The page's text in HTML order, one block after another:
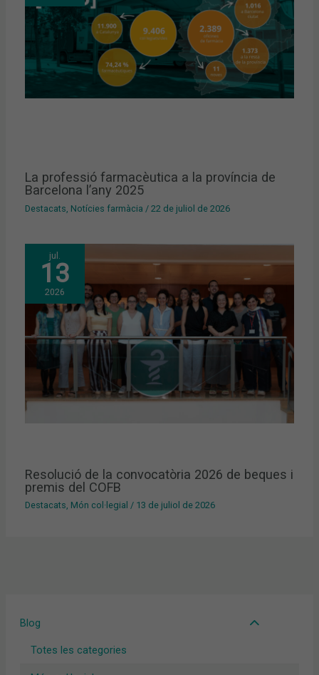
Blog
Totes les categories
La professió farmacèutica a la província de
Barcelona l’any 2025
Destacats Notícies farmàcia /22 de juliol de 2026
jul.
13
2026
Resolució de la convocatòria 2026 de beques i
premis del COFB
Destacats, Món col·legial / 13 de juliol de 2026